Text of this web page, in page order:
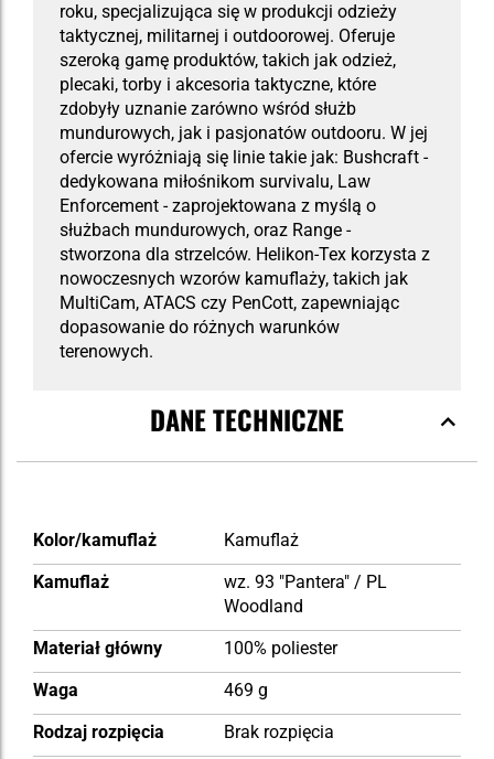
roku, specjalizująca się w produkcji odzieży
taktycznej, militarnej i outdoorowej. Oferuje
szeroką gamę produktów, takich jak odzież,
plecaki, torby i akcesoria taktyczne, które
zdobyły uznanie zarówno wśród służb
mundurowych, jak i pasjonatów outdooru. W jej
ofercie wyróżniają się linie takie jak: Bushcraft -
dedykowana miłośnikom survivalu, Law
Enforcement - zaprojektowana z myślą o
służbach mundurowych, oraz Range -
stworzona dla strzelców. Helikon-Tex korzysta z
nowoczesnych wzorów kamuflaży, takich jak
MultiCam, ATACS czy PenCott, zapewniając
dopasowanie do różnych warunków
terenowych.
DANE TECHNICZNE
Więcej
Kolor/kamuflaż
Kamuflaż
Kamuflaż
wz. 93 "Pantera" / PL
Woodland
Materiał główny
100% poliester
Waga
469 g
Rodzaj rozpięcia
Brak rozpięcia